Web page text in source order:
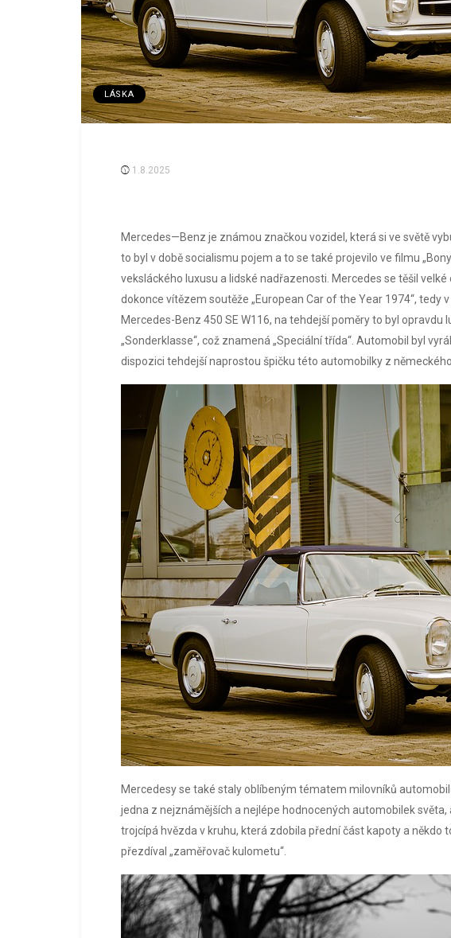
LÁSKA
1.8.2025
Mercedes—Benz je známou značkou vozidel, která si ve světě
to byl v době socialismu pojem a to se také projevilo ve filmu
veksláckého luxusu a lidské nadřazenosti. Mercedes se těšil velké
dokonce vítězem soutěže „European Car of the Year 1974“, tedy
Mercedes-Benz 450 SE W116, na tehdejší poměry to byl opravdu
„Sonderklasse“, což znamená „Speciální třída“. Automobil byl
dispozici tehdejší naprostou špičku této automobilky z
Mercedesy se také staly oblíbeným tématem milovníků
jedna z nejznámějších a nejlépe hodnocených automobilek
trojcípá hvězda v kruhu, která zdobila přední část kapoty a
přezdíval „zaměřovač kulometu“.